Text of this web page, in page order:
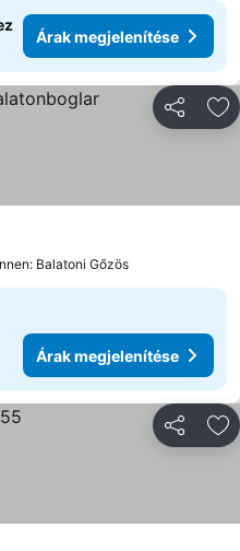
Árak megjelenítése
Balatoni Gőzös
Árak megjelenítése